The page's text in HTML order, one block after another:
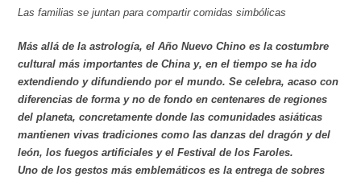
Las familias se juntan para compartir comidas simbólicas
Más allá de la astrología, el Año Nuevo Chino es la costumbre
cultural más importantes de China y, en el tiempo se ha ido
extendiendo y difundiendo por el mundo. Se celebra, acaso con
diferencias de forma y no de fondo en centenares de regiones
del planeta, concretamente donde las comunidades asiáticas
mantienen vivas tradiciones como las danzas del dragón y del
león, los fuegos artificiales y el Festival de los Faroles.
Uno de los gestos más emblemáticos es la entrega de sobres